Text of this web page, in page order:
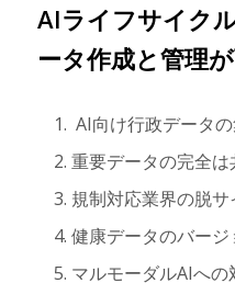
AIライフサイク
ータ作成と管理
AI向け行政データ
重要データの完全は
規制対応業界の脱サ
健康データのバー
マルモーダルAIへの